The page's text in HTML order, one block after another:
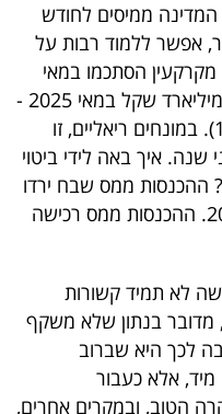
המדינה ממיסים לחודש
אפשר ללמוד רבות על
מקרקעין הסתכמו במאי
ב-1.6 מיליארד שקל, לעומת 1.8 מיליארד שקל במאי 2025 -
ירידה של 200 מיליון שקל (11.1%). במונחים ריאליים, זו
לפני שנה. איך באה לידי ביטוי
ההכנסות ממס שבח ירדו
בשיעור של 30% לעומת מאי 2025. ההכנסות ממס רכישה
לא תמיד קשורות
בנתון שלא משקף
לכך היא שברוב
אלא כעבור
הטוב, ובמקרים אחרים,